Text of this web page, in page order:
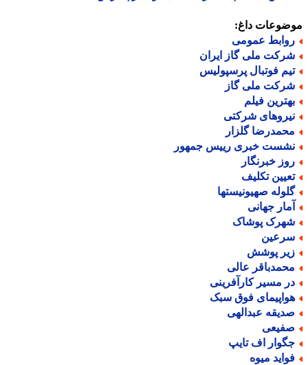
داغ:
عمومی
ملی گاز ایران
فوتبال پرسپولیس
ملی گاز
فیلم
شرکتی
گلزار
خبری رییس جمهور
خبرنگار
تکلیف
صهیونیستها
جهانی
پوشاک
پوشش
عالی
مسیر کارآفرینی
فوق سبک
عبدالهی
اف تایپ
میوه